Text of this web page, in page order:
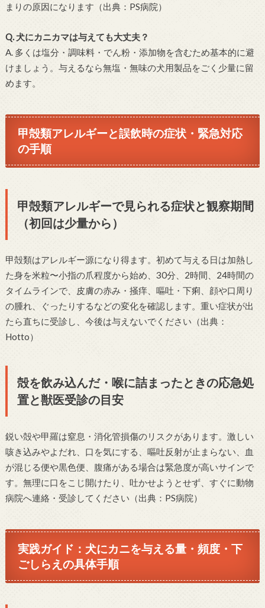
まりの原因になります（出典：PS病院）
Q. 犬にカニカマは与えても大丈夫？
A. 多くは塩分・調味料・でん粉・添加物を含むため基本的に避
けましょう。与えるなら無塩・無味の犬用製品をごく少量に留
めます。
甲殻類アレルギーと誤飲時の症状・緊急対応
の手順
甲殻類アレルギーで見られる症状と観察期間
（初回は少量から）
甲殻類はアレルギー源になり得ます。初めて与える日は加熱し
た身を米粒〜小指の爪程度から始め、30分、2時間、24時間の
タイムラインで、皮膚の赤み・掻痒、嘔吐・下痢、顔や口周り
の腫れ、ぐったりするなどの変化を確認します。重い症状が出
たら直ちに受診し、今後は与えないでください（出典：
Hotto）
殻を飲み込んだ・喉に詰まったときの応急処
置と獣医受診の目安
鋭い殻や甲羅は窒息・消化管損傷のリスクがあります。激しい
咳き込みやよだれ、口を気にする、嘔吐反射が止まらない、血
が混じる便や黒色便、腹痛がある場合は緊急度が高いサインで
す。無理に口をこじ開けたり、吐かせようとせず、すぐに動物
病院へ連絡・受診してください（出典：PS病院）
実践ガイド：犬にカニを与える量・頻度・下
ごしらえの具体手順